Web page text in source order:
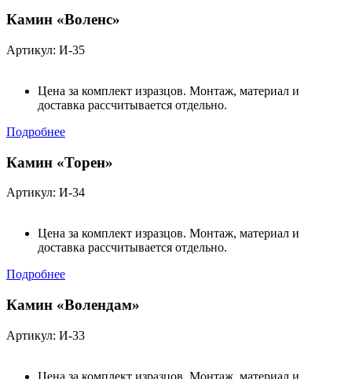
Камин «Воленс»
Артикул: И-35
Цена за комплект изразцов. Монтаж, материал и
доставка рассчитывается отдельно.
Подробнее
Камин «Торен»
Артикул: И-34
Цена за комплект изразцов. Монтаж, материал и
доставка рассчитывается отдельно.
Подробнее
Камин «Волендам»
Артикул: И-33
Цена за комплект изразцов. Монтаж, материал и